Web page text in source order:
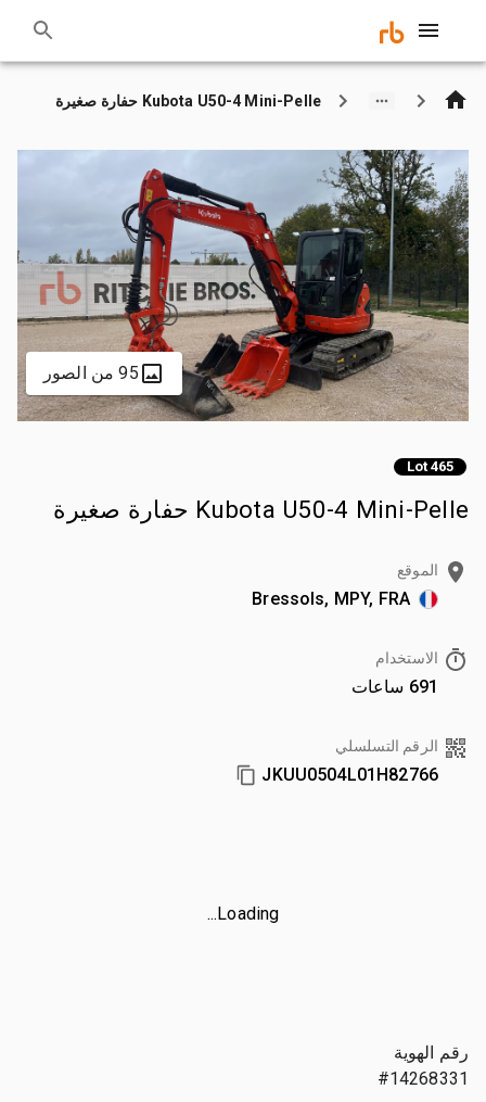
Kubota U50-4 Mini-Pelle حفارة صغيرة
95 من الصور
Lot 465
Kubota U50-4 Mini-Pelle حفارة صغيرة
الموقع
Bressols, MPY, FRA
الاستخدام
691 ساعات
الرقم التسلسلي
JKUU0504L01H82766
Loading...
رقم الهوية
#14268331